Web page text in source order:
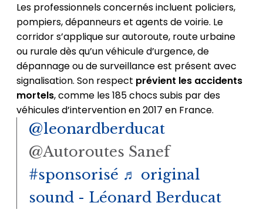
Les professionnels concernés incluent policiers,
pompiers, dépanneurs et agents de voirie. Le
corridor s’applique sur autoroute, route urbaine
ou rurale dès qu’un véhicule d’urgence, de
dépannage ou de surveillance est présent avec
signalisation. Son respect prévient les accidents
mortels, comme les 185 chocs subis par des
véhicules d’intervention en 2017 en France.
@leonardberducat
@Autoroutes Sanef
#sponsorisé ♬ original
sound - Léonard Berducat